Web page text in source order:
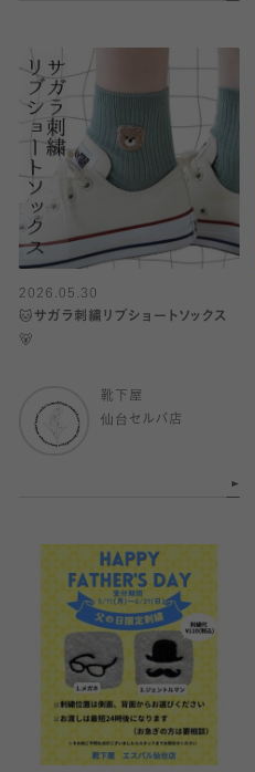
2026.05.30
🐱サガラ刺繍リブショートソックス
🐻
靴下屋
仙台セルバ店